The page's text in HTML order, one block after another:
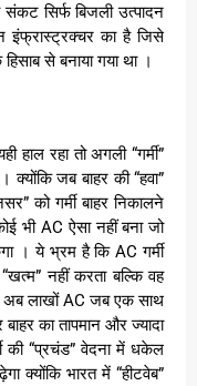
सिर्फ बिजली उत्पादन
इंफ्रास्ट्रक्चर का है जिसे
से बनाया गया था ।
रहा तो अगली “गर्मी”
जब बाहर की “हवा”
को गर्मी बाहर निकालने
भी AC ऐसा नहीं बना जो
। ये भ्रम है कि AC गर्मी
नहीं करता बल्कि वह
अब लाखों AC जब एक साथ
का तापमान और ज्यादा
की “प्रचंड” वेदना में धकेल
भारत में “हीटवेब”